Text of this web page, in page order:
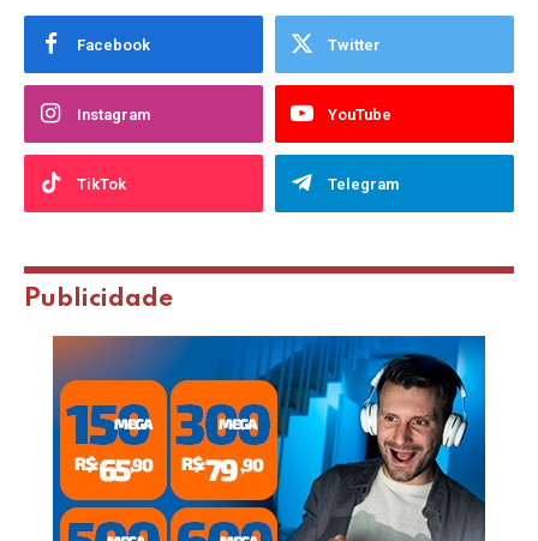
Facebook Twitter
Instagram YouTube
TikTok Telegram
Publicidade